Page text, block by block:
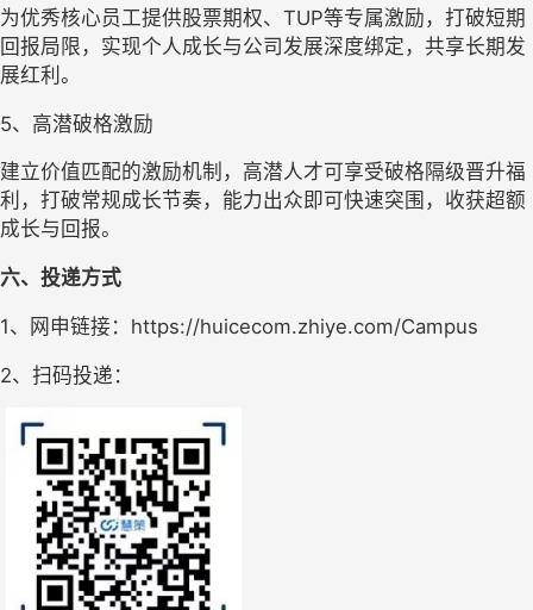
为优秀核心员工提供股票期权、TUP等专属激励，打破短期
回报局限，实现个人成长与公司发展深度绑定，共享长期发
展红利。
5、 高潜破格激励
建立价值匹配的激励机制，高潜人才可享受破格隔级晋升福
利，打破常规成长节奏，能力出众即可快速突围，收获超额
成长与回报。
六、投递方式
1、网申链接： https://huicecom.zhiye.com/Campus
2、扫码投递：